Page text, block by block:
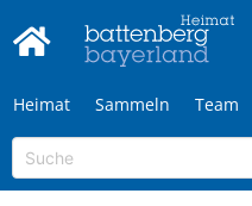
Heimat Sammeln Team